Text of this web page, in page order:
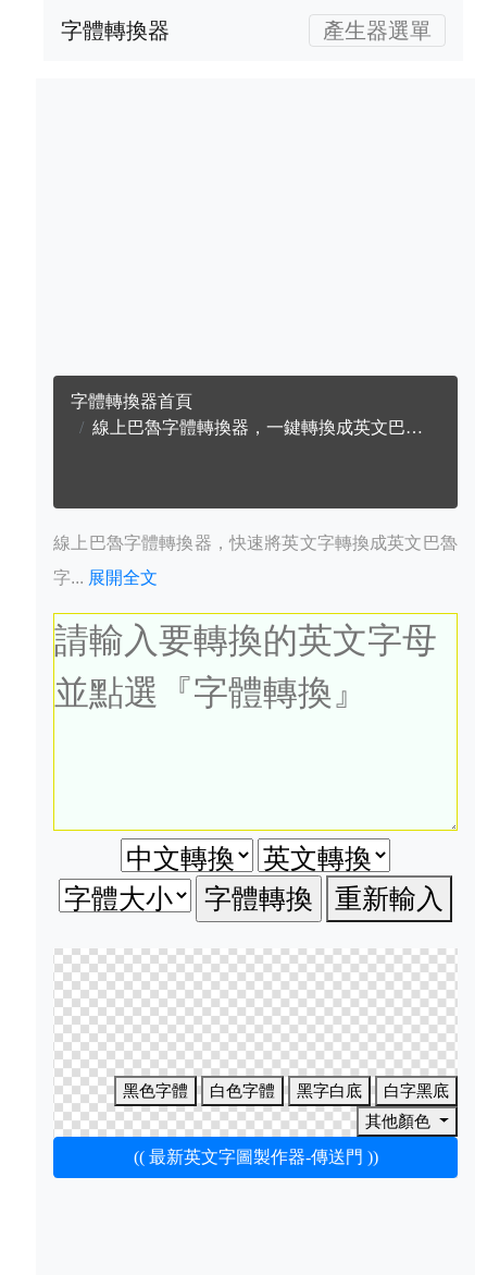
字體轉換器 產生器選單
字體轉換器首頁
線上巴魯字體轉換器，一鍵轉換成英文巴魯字體
線上巴魯字體轉換器，快速將英文字轉換成英文巴魯
字... 展開全文
重新輸入
黑色字體 白色字體 黑字白底
白字黑底
其他顏色
(( 最新英文字圖製作器-傳送門 ))